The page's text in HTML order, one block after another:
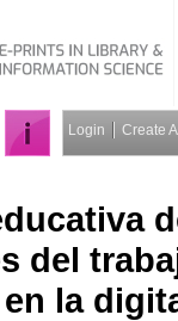
Login Create
del
en la